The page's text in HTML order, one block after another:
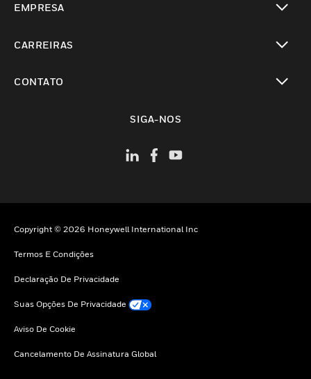
EMPRESA
CARREIRAS
CONTATO
SIGA-NOS
Copyright © 2026 Honeywell International Inc
Termos E Condições
Declaração De Privacidade
Suas Opções De Privacidade
Aviso De Cookie
Cancelamento De Assinatura Global